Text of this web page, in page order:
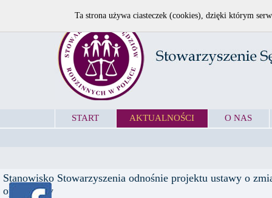
START AKTUALNOŚCI O NAS
Stanowisko Stowarzyszenia odnośnie projektu ustawy o
opiekuńczy
Ta strona używa ciasteczek (cookies), dzięki którym